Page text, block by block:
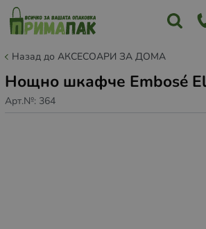
Назад до АКСЕСОАРИ ЗА ДОМА
Нощно шкафче Embosé
Арт.№: 364